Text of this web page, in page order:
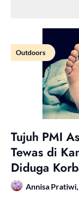
Outdoors
Tujuh PMI
Tewas di
Diduga
Annisa